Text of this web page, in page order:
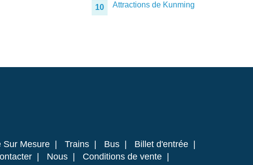
10 Attractions de Kunming
Sur Mesure Trains Bus Billet d'entrée
Nous Conditions de vente